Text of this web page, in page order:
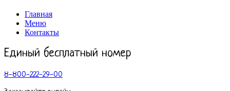
Главная
Меню
Контакты
Единый бесплатный номер
8-800-222-29-00